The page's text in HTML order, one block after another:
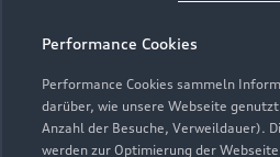
Performance Cookies
Performance Cookies sammeln
darüber, wie unsere Webseite
Anzahl der Besuche, Verweildauer).
werden zur Optimierung der